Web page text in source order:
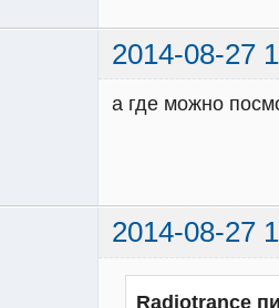
2014-08-27
а где можно
2014-08-27
Radiotrance